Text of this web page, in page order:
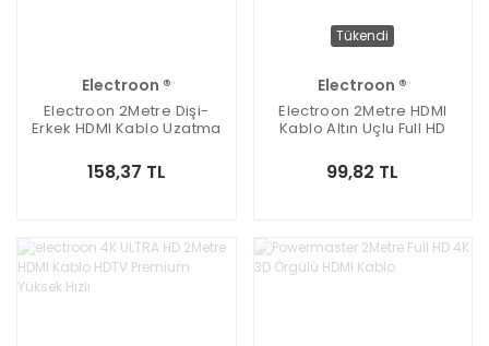
Electroon ®
Electroon 2Metre Dişi-
Erkek HDMI Kablo Uzatma
158,37 TL
Tükendi
Electroon ®
Electroon 2Metre HDMI
Kablo Altın Uçlu Full HD
99,82 TL